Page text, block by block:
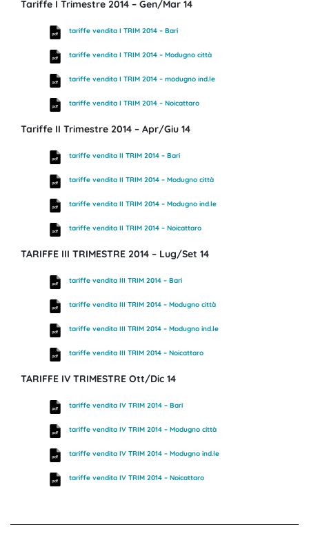
Tariffe I Trimestre 2014 – Gen/Mar 14
tariffe vendita I TRIM 2014 – Bari
tariffe vendita I TRIM 2014 – Modugno città
tariffe vendita I TRIM 2014 – modugno ind.le
tariffe vendita I TRIM 2014 – Noicattaro
Tariffe II Trimestre 2014 – Apr/Giu 14
tariffe vendita II TRIM 2014 – Bari
tariffe vendita II TRIM 2014 – Modugno città
tariffe vendita II TRIM 2014 – Modugno ind.le
tariffe vendita II TRIM 2014 – Noicattaro
TARIFFE III TRIMESTRE 2014 – Lug/Set 14
tariffe vendita III TRIM 2014 – Bari
tariffe vendita III TRIM 2014 – Modugno città
tariffe vendita III TRIM 2014 – Modugno ind.le
tariffe vendita III TRIM 2014 – Noicattaro
TARIFFE IV TRIMESTRE Ott/Dic 14
tariffe vendita IV TRIM 2014 – Bari
tariffe vendita IV TRIM 2014 – Modugno città
tariffe vendita IV TRIM 2014 – Modugno ind.le
tariffe vendita IV TRIM 2014 – Noicattaro